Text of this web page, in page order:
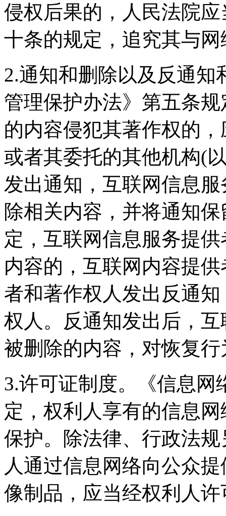
侵权后果的，人民法院
十条的规定，追究其与
2.通知和删除以及反通
管理保护办法》第五条
的内容侵犯其著作权的
或者其委托的其他机构(
发出通知，互联网信息
除相关内容，并将通知
定，互联网信息服务提
内容的，互联网内容提
者和著作权人发出反通
权人。反通知发出后，
被删除的内容，对恢复
3.许可证制度。《信息
定，权利人享有的信息
保护。除法律、行政法
人通过信息网络向公众
像制品，应当经权利人